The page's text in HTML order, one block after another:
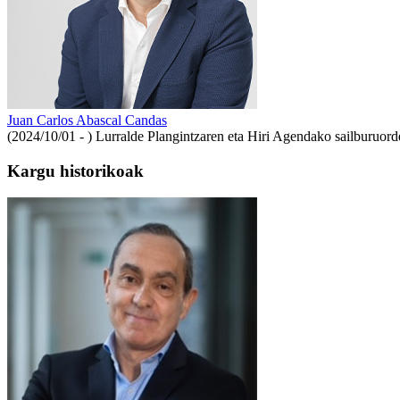
Juan Carlos Abascal Candas
(2024/10/01 - ) Lurralde Plangintzaren eta Hiri Agendako
Kargu historikoak